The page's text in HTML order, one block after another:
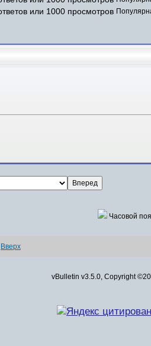
Часовой
Вверх
vBulletin v3.5.0, Copyright